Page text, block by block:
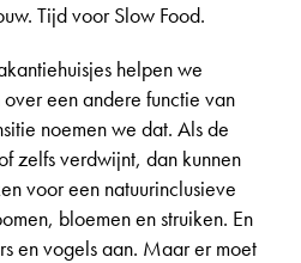
Tijd voor Slow Food.
helpen we
een andere functie van
noemen we dat. Als de
zelfs verdwijnt, dan kunnen
voor een natuurinclusieve
bloemen en struiken. En
en vogels aan. Maar er moet